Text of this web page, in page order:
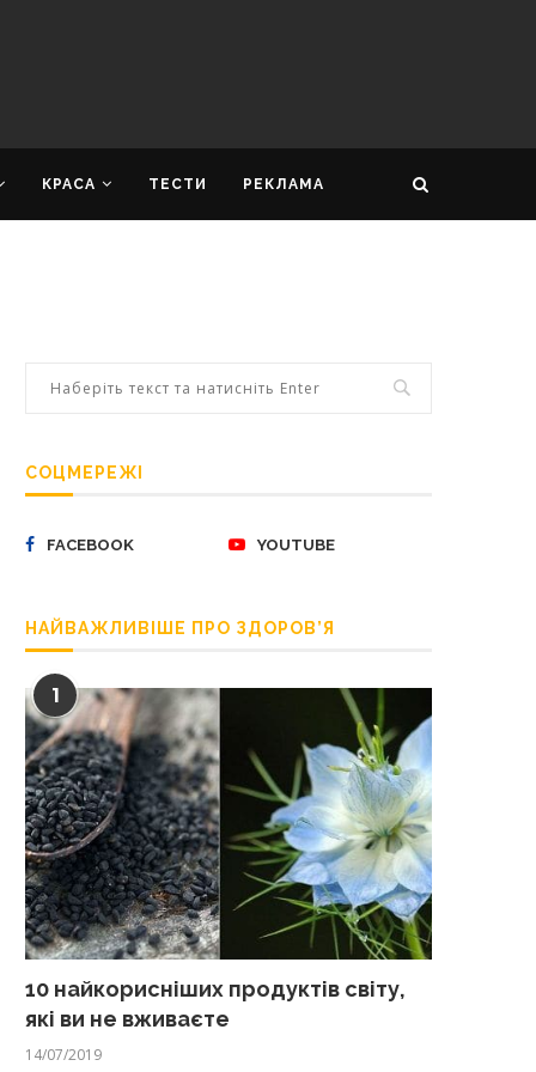
КРАСА ТЕСТИ РЕКЛАМА
СОЦМЕРЕЖІ
FACEBOOK YOUTUBE
НАЙВАЖЛИВІШЕ ПРО ЗДОРОВ’Я
1
10 найкорисніших продуктів світу,
які ви не вживаєте
14/07/2019